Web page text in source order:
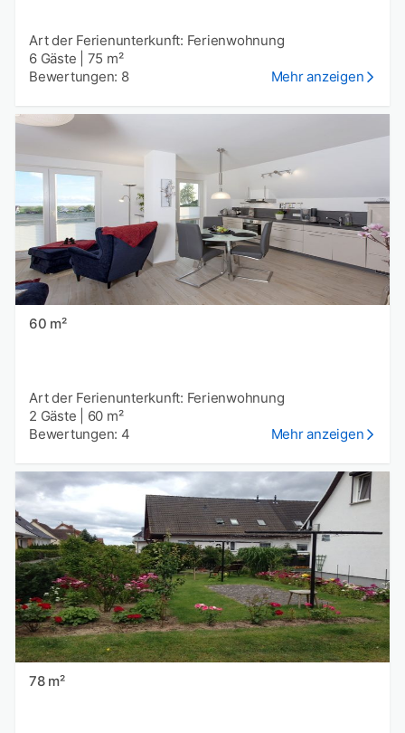
Art der Ferienunterkunft: Ferienwohnung
6 Gäste
75 m²
Bewertungen: 8
Mehr anzeigen
60 m²
Art der Ferienunterkunft: Ferienwohnung
2 Gäste
60 m²
Bewertungen: 4
Mehr anzeigen
78 m²